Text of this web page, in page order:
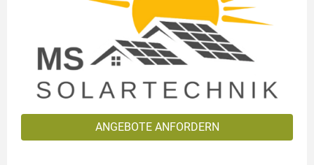
ANGEBOTE ANFORDERN